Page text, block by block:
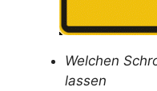
Welchen
lassen